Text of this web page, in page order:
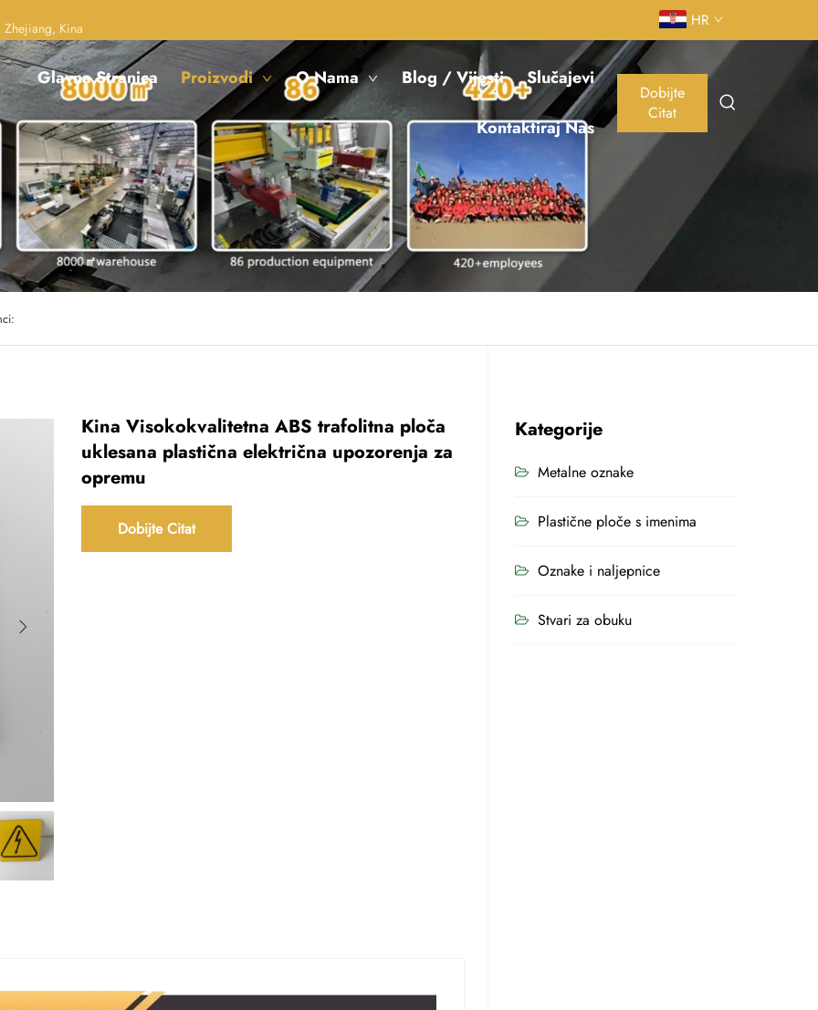
Kina HR
Glavna Stranica Proizvodi O Nama Blog / Vijesti Slučajevi
Kontaktiraj Nas
Dobijte
Citat
Kina Visokokvalitetna ABS trafolitna ploča
uklesana plastična električna upozorenja za
opremu
Dobijte Citat
Kategorije
Metalne oznake
Plastične ploče s imenima
Oznake i naljepnice
Stvari za obuku